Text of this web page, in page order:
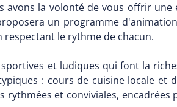
avons la volonté de vous offrir
un programme
respectant le rythme de chacun.
et ludiques qui font la
: cours de cuisine locale et
et conviviales,